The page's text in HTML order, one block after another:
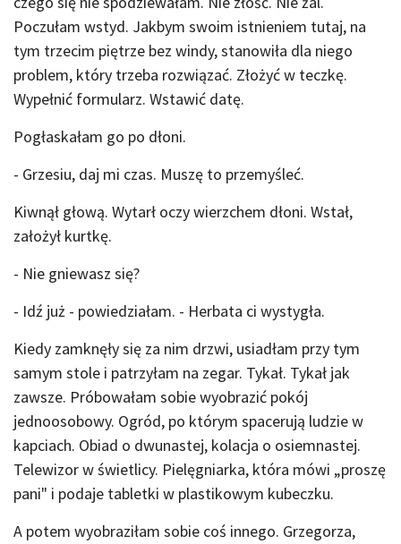
Poczułam wstyd. Jakbym swoim istnieniem tutaj, na
tym trzecim piętrze bez windy, stanowiła dla niego
problem, który trzeba rozwiązać. Złożyć w teczkę.
Wypełnić formularz. Wstawić datę.
Pogłaskałam go po dłoni.
- Grzesiu, daj mi czas. Muszę to przemyśleć.
Kiwnął głową. Wytarł oczy wierzchem dłoni. Wstał,
założył kurtkę.
- Nie gniewasz się?
- Idź już - powiedziałam. - Herbata ci wystygła.
Kiedy zamknęły się za nim drzwi, usiadłam przy tym
samym stole i patrzyłam na zegar. Tykał. Tykał jak
zawsze. Próbowałam sobie wyobrazić pokój
jednoosobowy. Ogród, po którym spacerują ludzie w
kapciach. Obiad o dwunastej, kolacja o osiemnastej.
Telewizor w świetlicy. Pielęgniarka, która mówi „proszę
pani" i podaje tabletki w plastikowym kubeczku.
A potem wyobraziłam sobie coś innego. Grzegorza,